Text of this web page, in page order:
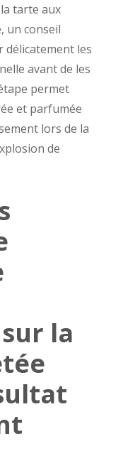
tarte aux
un conseil
délicatement les
avant de les
permet
et parfumée
lors de la
de
la